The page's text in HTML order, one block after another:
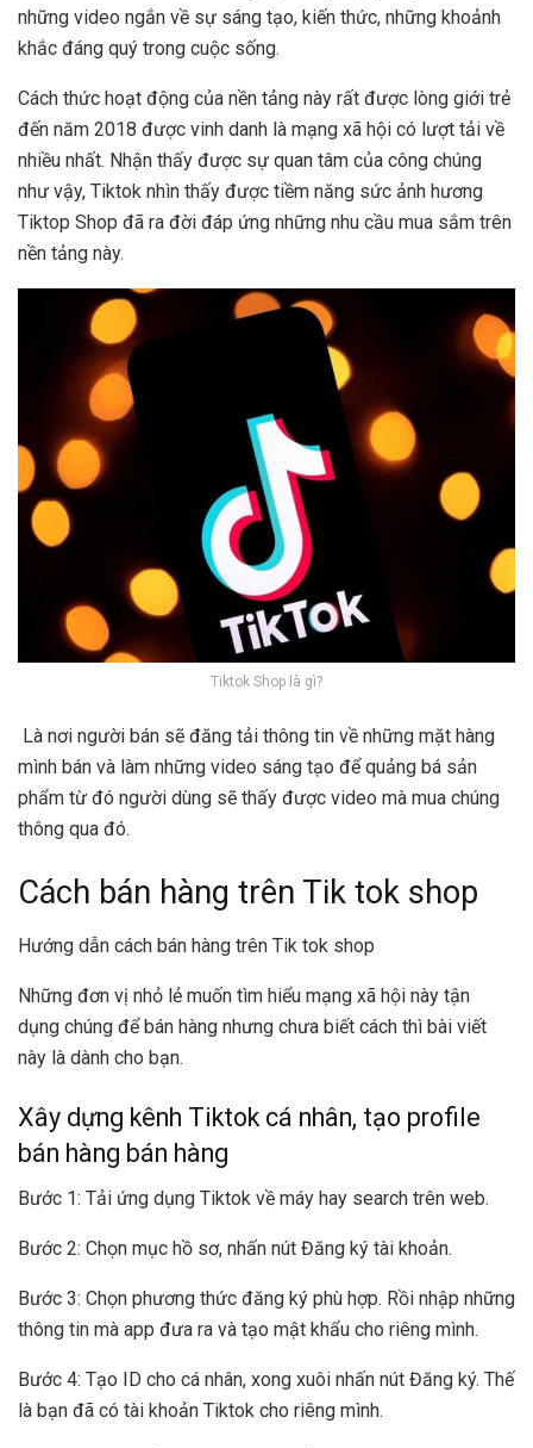
những video ngắn về sự sáng tạo, kiến thức, những khoảnh
khắc đáng quý trong cuộc sống.
Cách thức hoạt động của nền tảng này rất được lòng giới trẻ
đến năm 2018 được vinh danh là mạng xã hội có lượt tải về
nhiều nhất. Nhận thấy được sự quan tâm của công chúng
như vậy, Tiktok nhìn thấy được tiềm năng sức ảnh hương
Tiktop Shop đã ra đời đáp ứng những nhu cầu mua sắm trên
nền tảng này.
Tiktok Shop là gì?
Là nơi người bán sẽ đăng tải thông tin về những mặt hàng
mình bán và làm những video sáng tạo để quảng bá sản
phẩm từ đó người dùng sẽ thấy được video mà mua chúng
thông qua đó.
Cách bán hàng trên Tik tok shop
Hướng dẫn cách bán hàng trên Tik tok shop
Những đơn vị nhỏ lẻ muốn tìm hiểu mạng xã hội này tận
dụng chúng để bán hàng nhưng chưa biết cách thì bài viết
này là dành cho bạn.
Xây dựng kênh Tiktok cá nhân, tạo profile
bán hàng bán hàng
Bước 1: Tải ứng dụng Tiktok về máy hay search trên web.
Bước 2: Chọn mục hồ sơ, nhấn nút Đăng ký tài khoản.
Bước 3: Chọn phương thức đăng ký phù hợp. Rồi nhập những
thông tin mà app đưa ra và tạo mật khẩu cho riêng mình.
Bước 4: Tạo ID cho cá nhân, xong xuôi nhấn nút Đăng ký. Thế
là bạn đã có tài khoản Tiktok cho riêng mình.